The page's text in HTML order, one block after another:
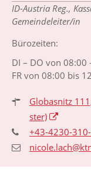
ID-Austria Reg.,
Gemeindeleiter/in
Bürozeiten:
DI – DO von 08:00
FR von 08:00 bis
Globasnitz
ster)
+43-4230-